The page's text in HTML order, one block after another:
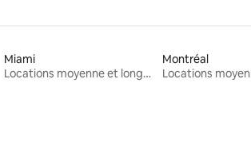
Miami
Locations moyenne et longue durée
Montréal